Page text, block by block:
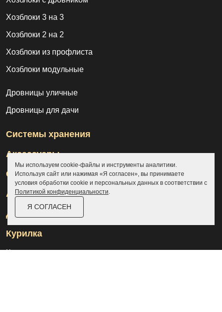
Хозблоки 3 на 3
Хозблоки 2 на 2
Хозблоки из профлиста
Хозблоки модульные
Дровницы уличные
Дровницы для дачи
Системы хранения
Аксессуары
Склады
Ангары
Дровницы
Курилка
Контакты
Мы используем cookie-файлы и инструменты аналитики.
Используя сайт или нажимая «Я согласен», вы принимаете
условия обработки cookie и персональных данных в соответствии с
Политикой конфиденциальности.
Я СОГЛАСЕН